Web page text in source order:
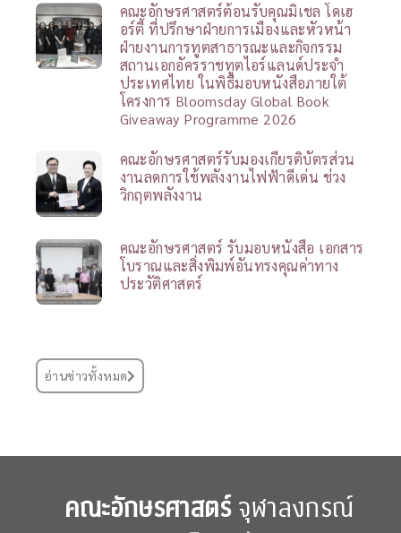
คณะอักษรศาสตร์ต้อนรับคุณมิเชล โดเฮ
อร์ตี้ ที่ปรึกษาฝ่ายการเมืองและหัวหน้า
ฝ่ายงานการทูตสาธารณะและกิจกรรม
สถานเอกอัครราชทูตไอร์แลนด์ประจำ
ประเทศไทย ในพิธีมอบหนังสือภายใต้
โครงการ Bloomsday Global Book
Giveaway Programme 2026
คณะอักษรศาสตร์รับมองเกียรติบัตรส่วน
งานลดการใช้พลังงานไฟฟ้าดีเด่น ช่วง
วิกฤตพลังงาน
คณะอักษรศาสตร์ รับมอบหนังสือ เอกสาร
โบราณและสิ่งพิมพ์อันทรงคุณค่าทาง
ประวัติศาสตร์
อ่านข่าวทั้งหมด
คณะอักษรศาสตร์จุฬาลงกรณ์